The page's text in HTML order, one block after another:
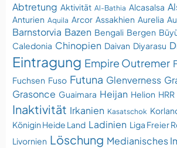
Abtretung Aktivität Al-Bathia Alcasalsa
Anturien Aquila Arcor Assakhien Aurelia
Barnstorvia Bazen Bengali Bergen
Caledonia Chinopien Daivan Diyarasu
Eintragung Empire Outremer
Fuchsen Fuso Futuna Glenverness
Grasonce Guaimara Heijan Helion HRR
Inaktivität Irkanien Kasatschok
Königin Heide Land Ladinien Liga Freier
Livornien Löschung Medianisches